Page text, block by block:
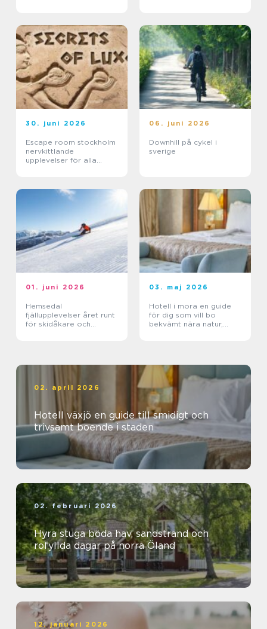
30. juni 2026
Escape room stockholm
nervkittlande
upplevelser för alla
06. juni 2026
Downhill på cykel i
sverige
01. juni 2026
Hemsedal
fjällupplevelser året runt
för skidåkare och
03. maj 2026
Hotell i mora en guide
för dig som vill bo
bekvämt nära natur,
02. april 2026
Hotell växjö en guide till smidigt och
trivsamt boende i staden
02. februari 2026
Hyra stuga böda hav, sandstrand och
rofyllda dagar på norra Öland
12. januari 2026